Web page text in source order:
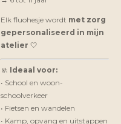
Elk fluohesje wordt met zorg
gepersonaliseerd in mijn
atelier 🤍
🚸 Ideaal voor:
• School en woon-
schoolverkeer
• Fietsen en wandelen
• Kamp, opvang en uitstappen